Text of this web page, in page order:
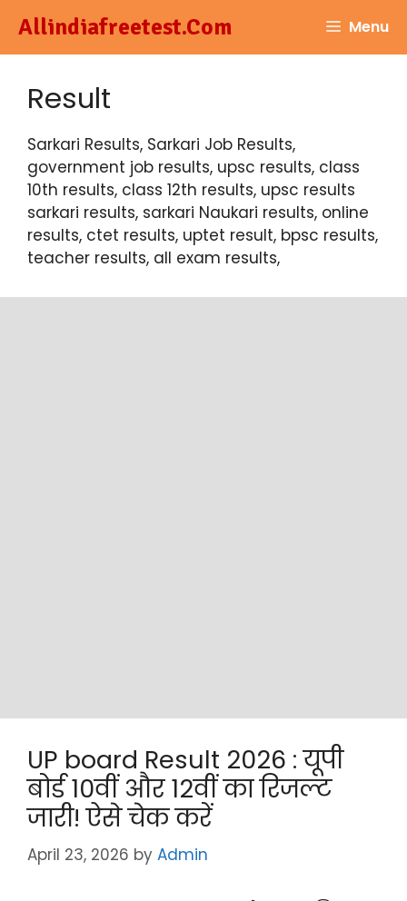
content
Allindiafreetest.Com Menu
Result
Sarkari Results, Sarkari Job Results,
government job results, upsc results, class
10th results, class 12th results, upsc results
sarkari results, sarkari Naukari results, online
results, ctet results, uptet result, bpsc results,
teacher results, all exam results,
UP board Result 2026 : यूपी
बोर्ड 10वीं और 12वीं का रिजल्ट
जारी! ऐसे चेक करें
April 23, 2026 by Admin